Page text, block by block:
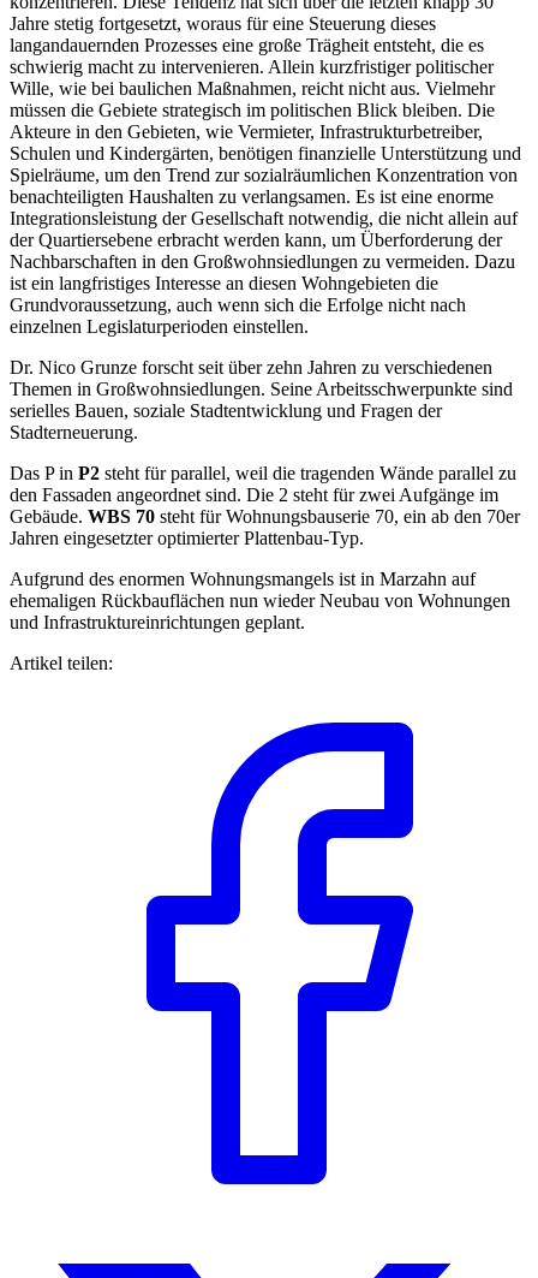
Jahre stetig fortgesetzt, woraus für eine Steuerung dieses
langandauernden Prozesses eine große Trägheit entsteht, die es
schwierig macht zu intervenieren. Allein kurzfristiger politischer
Wille, wie bei baulichen Maßnahmen, reicht nicht aus. Vielmehr
müssen die Gebiete strategisch im politischen Blick bleiben. Die
Akteure in den Gebieten, wie Vermieter, Infrastrukturbetreiber,
Schulen und Kindergärten, benötigen finanzielle Unterstützung und
Spielräume, um den Trend zur sozialräumlichen Konzentration von
benachteiligten Haushalten zu verlangsamen. Es ist eine enorme
Integrationsleistung der Gesellschaft notwendig, die nicht allein auf
der Quartiersebene erbracht werden kann, um Überforderung der
Nachbarschaften in den Großwohnsiedlungen zu vermeiden. Dazu
ist ein langfristiges Interesse an diesen Wohngebieten die
Grundvoraussetzung, auch wenn sich die Erfolge nicht nach
einzelnen Legislaturperioden einstellen.
Dr. Nico Grunze forscht seit über zehn Jahren zu verschiedenen
Themen in Großwohnsiedlungen. Seine Arbeitsschwerpunkte sind
serielles Bauen, soziale Stadtentwicklung und Fragen der
Stadterneuerung.
Das P in P2 steht für parallel, weil die tragenden Wände parallel zu
den Fassaden angeordnet sind. Die 2 steht für zwei Aufgänge im
Gebäude. WBS 70 steht für Wohnungsbauserie 70, ein ab den 70er
Jahren eingesetzter optimierter Plattenbau-Typ.
Aufgrund des enormen Wohnungsmangels ist in Marzahn auf
ehemaligen Rückbauflächen nun wieder Neubau von Wohnungen
und Infrastruktureinrichtungen geplant.
Artikel teilen: